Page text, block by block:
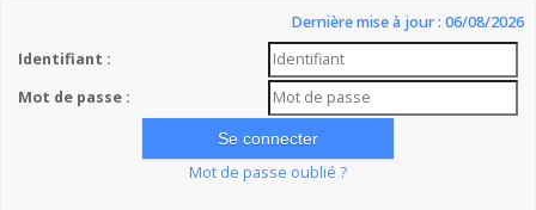
Dernière mise à jour : 06/08/2026
Identifiant :
Mot de passe :
Mot de passe oublié ?